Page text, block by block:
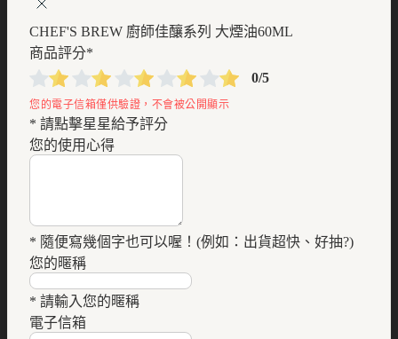
CHEF'S BREW 廚師佳釀系列 大煙油60ML
商品評分*
0/5
* 請點擊星星給予評分
您的使用心得
* 隨便寫幾個字也可以喔！(例如：出貨超快、好抽?)
您的暱稱
* 請輸入您的暱稱
電子信箱